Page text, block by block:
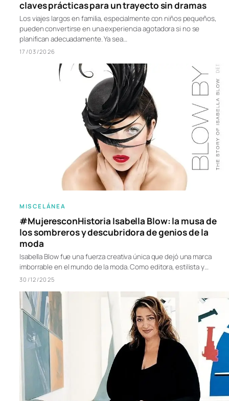
claves prácticas para un trayecto sin dramas
Los viajes largos en familia, especialmente con niños pequeños,
pueden convertirse en una experiencia agotadora si no se
planifican adecuadamente. Ya sea…
17/03/2026
MISCELÁNEA
#MujeresconHistoria Isabella Blow: la musa de
los sombreros y descubridora de genios de la
moda
Isabella Blow fue una fuerza creativa única que dejó una marca
imborrable en el mundo de la moda. Como editora, estilista y…
30/12/2025